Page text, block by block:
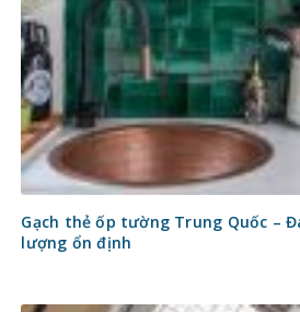
Gạch thẻ ốp tường Trung Quốc –
lượng ổn định